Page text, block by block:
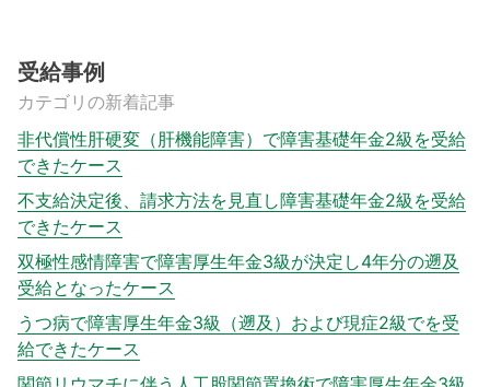
受給事例
カテゴリの新着記事
非代償性肝硬変（肝機能障害）で障害基礎年金2級を受給
できたケース
不支給決定後、請求方法を見直し障害基礎年金2級を受給
できたケース
双極性感情障害で障害厚生年金3級が決定し4年分の遡及
受給となったケース
うつ病で障害厚生年金3級（遡及）および現症2級でを受
給できたケース